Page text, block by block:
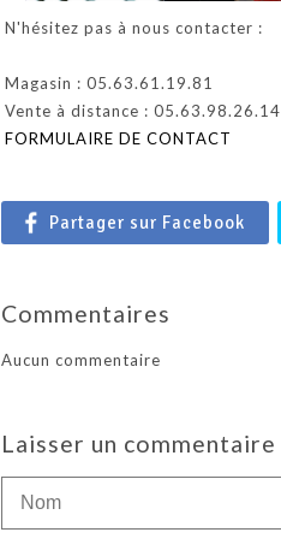
N'hésitez pas à nous contacter :
Magasin : 05.63.61.19.81
Vente à distance : 05.63.98.26.14
FORMULAIRE DE CONTACT
Partager sur Facebook
Commentaires
Aucun commentaire
Laisser un commentaire